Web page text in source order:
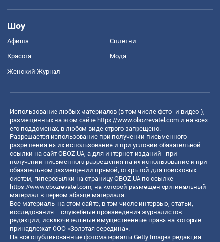
Шоу
Афиша Сплетни
Красота Мода
Женский Журнал
Использование любых материалов (в том числе фото- и видео-),
размещенных на этом сайте https://www.obozrevatel.com и на всех
его поддоменах, в любом виде строго запрещено.
Разрешается использование при получении письменного
разрешения на их использование и при условии обязательной
ссылки на сайт OBOZ.UA, а для интернет-изданий - при
получении письменного разрешения на их использование и при
обязательном размещении прямой, открытой для поисковых
систем, гиперссылки на страницу OBOZ.UA по ссылке
https://www.obozrevatel.com, на которой размещен оригинальный
материал в первом абзаце материала.
Все материалы на этом сайте, в том числе интервью, статьи,
исследования – служебные произведения журналистов
редакции, исключительные имущественные права на которые
принадлежат ООО «Золотая середина».
На все опубликованные фотоматериалы Getty Images редакция